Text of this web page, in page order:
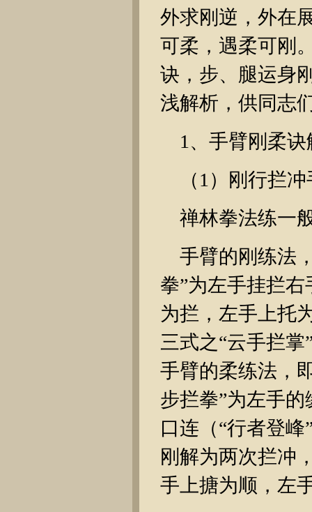
外求刚逆，外在
可柔，遇柔可刚
诀，步、腿运身
浅解析，供同志
1、手臂刚柔诀
（1）刚行拦
禅林拳法练一
手臂的刚练法
拳”为左手挂拦
为拦，左手上托
三式之“云手拦
手臂的柔练法，
步拦拳”为左手
口连（“行者登峰
刚解为两次拦冲
手上搪为顺，左